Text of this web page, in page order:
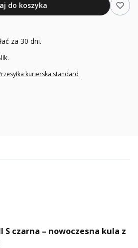
do koszyka
za 30 dni.
kurierska standard
S czarna – nowoczesna kula z